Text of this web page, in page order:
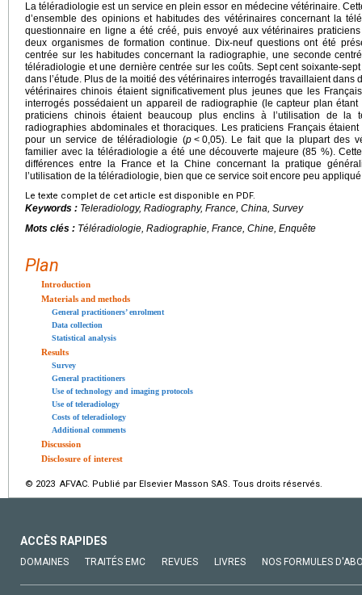
La téléradiologie est un service en plein essor en médecine vétérinaire.
d’ensemble des opinions et habitudes des vétérinaires concernant la
questionnaire en ligne a été créé, puis envoyé aux vétérinaires
deux organismes de formation continue. Dix-neuf questions ont été
centrée sur les habitudes concernant la radiographie, une seconde
téléradiologie et une dernière centrée sur les coûts. Sept cent soixante-
dans l’étude. Plus de la moitié des vétérinaires interrogés travaillaient dans
vétérinaires chinois étaient significativement plus jeunes que les
interrogés possédaient un appareil de radiographie (le capteur plan
praticiens chinois étaient beaucoup plus enclins à l’utilisation de la
radiographies abdominales et thoraciques. Les praticiens Français
pour un service de téléradiologie (p < 0,05). Le fait que la plupart des
familier avec la téléradiologie a été une découverte majeure (85 %).
différences entre la France et la Chine concernant la pratique
l’utilisation de la téléradiologie, bien que ce service soit encore peu
Le texte complet de cet article est disponible en PDF.
Keywords : Teleradiology, Radiography, France, China, Survey
Mots clés : Téléradiologie, Radiographie, France, Chine, Enquête
Plan
Introduction
Materials and methods
General practitioners’ enrolment
Data collection
Statistical analysis
Results
Survey
General practitioners
Use of technology and imaging protocols
Use of teleradiology
Costs of teleradiology
Additional comments
Discussion
Disclosure of interest
© 2023 AFVAC. Publié par Elsevier Masson SAS. Tous droits réservés.
ACCÈS RAPIDES
DOMAINES TRAITÉS EMC REVUES LIVRES NOS FORMULES